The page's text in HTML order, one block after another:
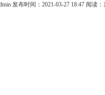
发布时间：2021-03-27 18:47 阅读：